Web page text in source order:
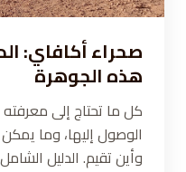
صحراء أكافاي:
هذه الجوهرة
كل ما تحتاج إلى
الوصول إليها، وما
وأين تقيم. الدليل